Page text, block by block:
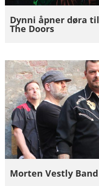
Dynni åpner døra til
The Doors
Morten Vestly Band